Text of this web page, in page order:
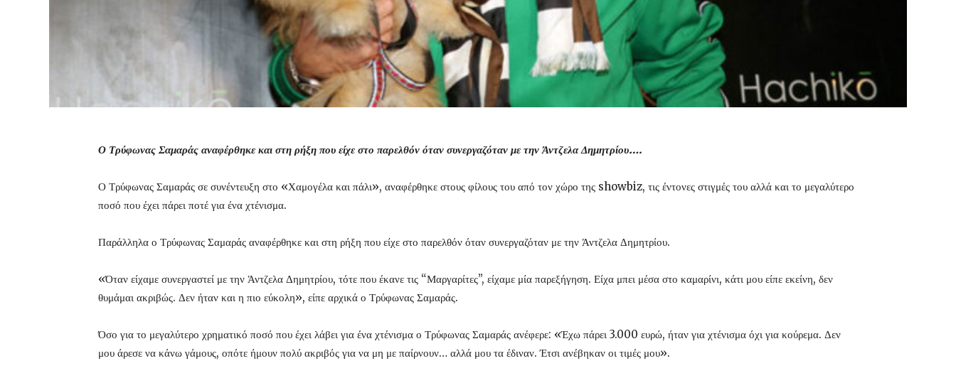
Ο Τρύφωνας Σαμαράς αναφέρθηκε και στη ρήξη που είχε στο παρελθόν όταν συνεργαζόταν με την Άντζελα Δημητρίου….
Ο Τρύφωνας Σαμαράς σε συνέντευξη στο «Χαμογέλα και πάλι», αναφέρθηκε στους φίλους του από τον χώρο της showbiz, τις έντονες στιγμές του αλλά και το μεγαλύτερο
ποσό που έχει πάρει ποτέ για ένα χτένισμα.
Παράλληλα ο Τρύφωνας Σαμαράς αναφέρθηκε και στη ρήξη που είχε στο παρελθόν όταν συνεργαζόταν με την Άντζελα Δημητρίου.
«Όταν είχαμε συνεργαστεί με την Άντζελα Δημητρίου, τότε που έκανε τις “Μαργαρίτες”, είχαμε μία παρεξήγηση. Είχα μπει μέσα στο καμαρίνι, κάτι μου είπε εκείνη, δεν
θυμάμαι ακριβώς. Δεν ήταν και η πιο εύκολη», είπε αρχικά ο Τρύφωνας Σαμαράς.
Όσο για το μεγαλύτερο χρηματικό ποσό που έχει λάβει για ένα χτένισμα ο Τρύφωνας Σαμαράς ανέφερε: «Έχω πάρει 3.000 ευρώ, ήταν για χτένισμα όχι για κούρεμα. Δεν
μου άρεσε να κάνω γάμους, οπότε ήμουν πολύ ακριβός για να μη με παίρνουν… αλλά μου τα έδιναν. Έτσι ανέβηκαν οι τιμές μου».